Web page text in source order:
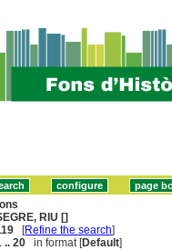
RIU []
[Refine the search]
.. 20 in format [Default]